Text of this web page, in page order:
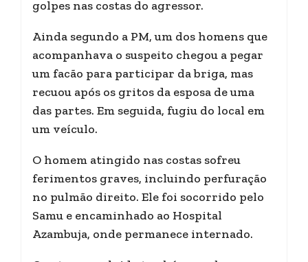
golpes nas costas do agressor.
Ainda segundo a PM, um dos homens que
acompanhava o suspeito chegou a pegar
um facão para participar da briga, mas
recuou após os gritos da esposa de uma
das partes. Em seguida, fugiu do local em
um veículo.
O homem atingido nas costas sofreu
ferimentos graves, incluindo perfuração
no pulmão direito. Ele foi socorrido pelo
Samu e encaminhado ao Hospital
Azambuja, onde permanece internado.